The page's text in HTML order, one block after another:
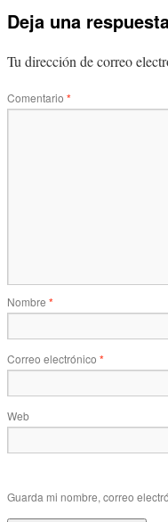
Deja una
Tu dirección de correo
Comentario *
Nombre *
Correo electrónico *
Web
Guarda mi nombre, correo